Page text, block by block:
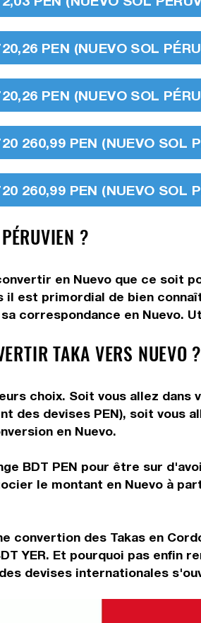
PEN (NUEVO SOL
PEN (NUEVO SOL
260,99 PEN (NUEVO SOL
260,99 PEN (NUEVO SOL
?
en Nuevo que ce soit
est primordial de bien
correspondance en Nuevo.
TAKA VERS NUEVO ?
choix. Soit vous allez
des devises PEN), soit vous
en Nuevo.
BDT PEN pour être sur
le montant en Nuevo à
convertion des Takas en
YER. Et pourquoi pas enfin
devises internationales